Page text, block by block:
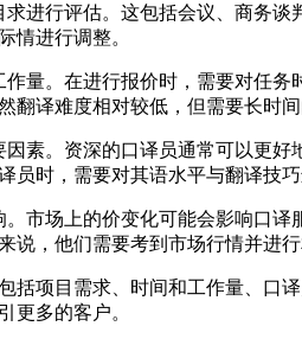
行评估。这包括会议、商务谈
情进行调整。
量。在进行报价时，需要对任
译难度相对较低，但需要长时
。资深的口译员通常可以更好
时，需要对其语水平与翻译技巧
场上的价变化可能会影响口译
，他们需要考到市场行情并进
项目需求、时间和工作量、口
更多的客户。